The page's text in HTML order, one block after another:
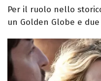
Per il ruolo nello
un Golden Globe e due